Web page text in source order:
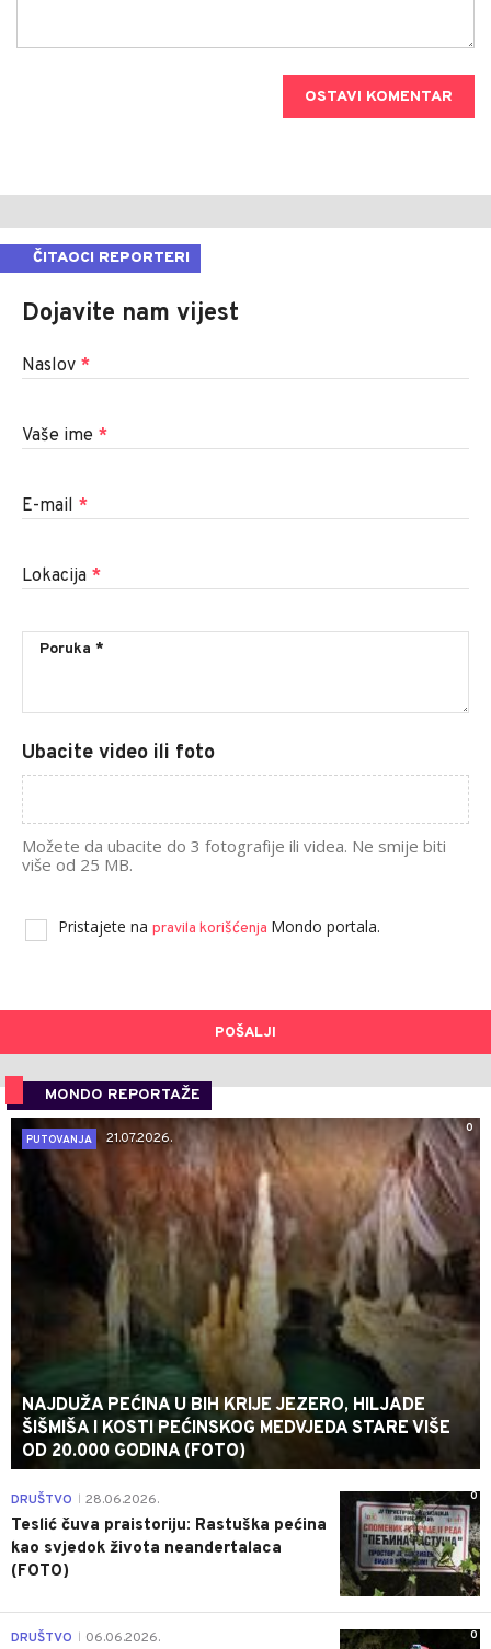
OSTAVI KOMENTAR
ČITAOCI REPORTERI
Dojavite nam vijest
Naslov *
Vaše ime *
E-mail *
Lokacija *
Ubacite video ili foto
Možete da ubacite do 3 fotografije ili videa. Ne smije biti
više od 25 MB.
Pristajete na pravila korišćenja Mondo portala.
POŠALJI
MONDO REPORTAŽE
0
PUTOVANJA
21.07.2026.
NAJDUŽA PEĆINA U BIH KRIJE JEZERO, HILJADE
ŠIŠMIŠA I KOSTI PEĆINSKOG MEDVJEDA STARE VIŠE
OD 20.000 GODINA (FOTO)
0
DRUŠTVO 28.06.2026.
Teslić čuva praistoriju: Rastuška pećina
kao svjedok života neandertalaca
(FOTO)
0
DRUŠTVO 06.06.2026.